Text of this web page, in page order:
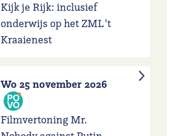
Kijk je Rijk: inclusief
onderwijs op het ZML 't
Kraaienest
Wo 25 november 2026
Filmvertoning Mr.